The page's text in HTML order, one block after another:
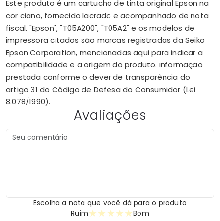
Este produto é um cartucho de tinta original Epson na
cor ciano, fornecido lacrado e acompanhado de nota
fiscal. "Epson", "T05A200", "T05A2" e os modelos de
impressora citados são marcas registradas da Seiko
Epson Corporation, mencionadas aqui para indicar a
compatibilidade e a origem do produto. Informação
prestada conforme o dever de transparência do
artigo 31 do Código de Defesa do Consumidor (Lei
8.078/1990).
Avaliações
Escolha a nota que você dá para o produto
Ruim
★
★
★
★
★ Bom